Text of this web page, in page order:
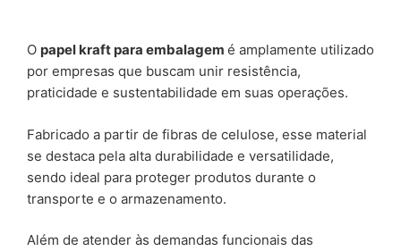
O papel kraft para embalagem é amplamente utilizado
por empresas que buscam unir resistência,
praticidade e sustentabilidade em suas operações.
Fabricado a partir de fibras de celulose, esse material
se destaca pela alta durabilidade e versatilidade,
sendo ideal para proteger produtos durante o
transporte e o armazenamento.
Além de atender às demandas funcionais das